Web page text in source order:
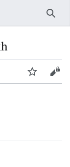
Søk
Overvåk Rediger